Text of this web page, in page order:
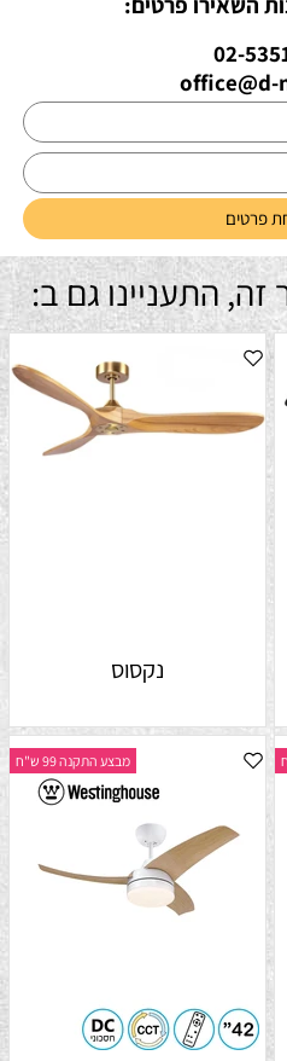
02-
office@d-
התעניינו גם ב:
נקסוס
מבצע התקנה 99 ש"ח